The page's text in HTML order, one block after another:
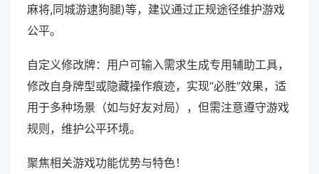
麻将,同城游逮狗腿)等，建议通过正规途径维护游戏
公平。
自定义修改牌：用户可输入需求生成专用辅助工具，
修改自身牌型或隐藏操作痕迹，实现“必胜”效果，适
用于多种场景（如与好友对局），但需注意遵守游戏
规则，维护公平环境。
聚焦相关游戏功能优势与特色！